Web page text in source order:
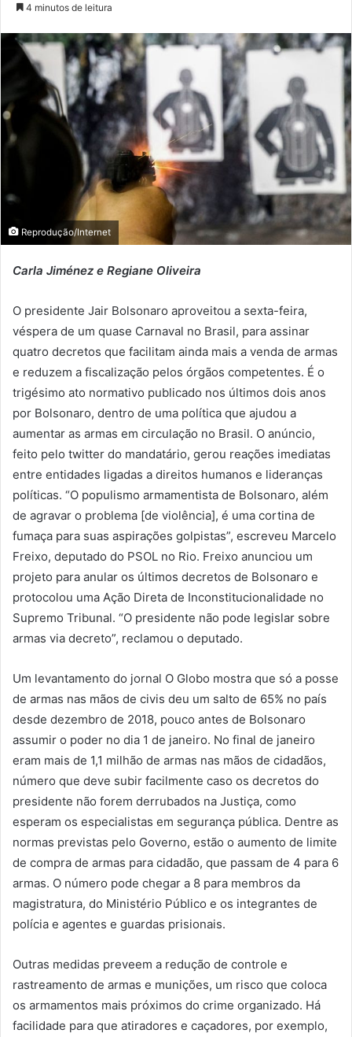
4 minutos de leitura
Reprodução/Internet
Carla Jiménez e Regiane Oliveira
O presidente Jair Bolsonaro aproveitou a sexta-feira,
véspera de um quase Carnaval no Brasil, para assinar
quatro decretos que facilitam ainda mais a venda de armas
e reduzem a fiscalização pelos órgãos competentes. É o
trigésimo ato normativo publicado nos últimos dois anos
por Bolsonaro, dentro de uma política que ajudou a
aumentar as armas em circulação no Brasil. O anúncio,
feito pelo twitter do mandatário, gerou reações imediatas
entre entidades ligadas a direitos humanos e lideranças
políticas. “O populismo armamentista de Bolsonaro, além
de agravar o problema [de violência], é uma cortina de
fumaça para suas aspirações golpistas”, escreveu Marcelo
Freixo, deputado do PSOL no Rio. Freixo anunciou um
projeto para anular os últimos decretos de Bolsonaro e
protocolou uma Ação Direta de Inconstitucionalidade no
Supremo Tribunal. “O presidente não pode legislar sobre
armas via decreto”, reclamou o deputado.
Um levantamento do jornal O Globo mostra que só a posse
de armas nas mãos de civis deu um salto de 65% no país
desde dezembro de 2018, pouco antes de Bolsonaro
assumir o poder no dia 1 de janeiro. No final de janeiro
eram mais de 1,1 milhão de armas nas mãos de cidadãos,
número que deve subir facilmente caso os decretos do
presidente não forem derrubados na Justiça, como
esperam os especialistas em segurança pública. Dentre as
normas previstas pelo Governo, estão o aumento de limite
de compra de armas para cidadão, que passam de 4 para 6
armas. O número pode chegar a 8 para membros da
magistratura, do Ministério Público e os integrantes de
polícia e agentes e guardas prisionais.
Outras medidas preveem a redução de controle e
rastreamento de armas e munições, um risco que coloca
os armamentos mais próximos do crime organizado. Há
facilidade para que atiradores e caçadores, por exemplo,